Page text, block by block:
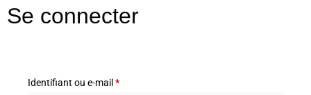
Se connecter
Identifiant ou e-mail *